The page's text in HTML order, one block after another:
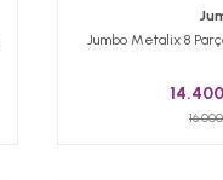
Jumbo Metalix 8